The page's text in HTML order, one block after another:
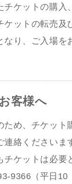
チケットの購
ットの転売
り、ご入場
客様へ
め、チケッ
連絡ください
チケットは必要
9366（平日10